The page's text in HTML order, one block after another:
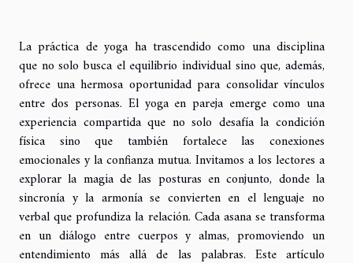
La práctica de yoga ha trascendido como una disciplina
que no solo busca el equilibrio individual sino que, además,
ofrece una hermosa oportunidad para consolidar vínculos
entre dos personas. El yoga en pareja emerge como una
experiencia compartida que no solo desafía la condición
física sino que también fortalece las conexiones
emocionales y la confianza mutua. Invitamos a los lectores a
explorar la magia de las posturas en conjunto, donde la
sincronía y la armonía se convierten en el lenguaje no
verbal que profundiza la relación. Cada asana se transforma
en un diálogo entre cuerpos y almas, promoviendo un
entendimiento más allá de las palabras. Este artículo